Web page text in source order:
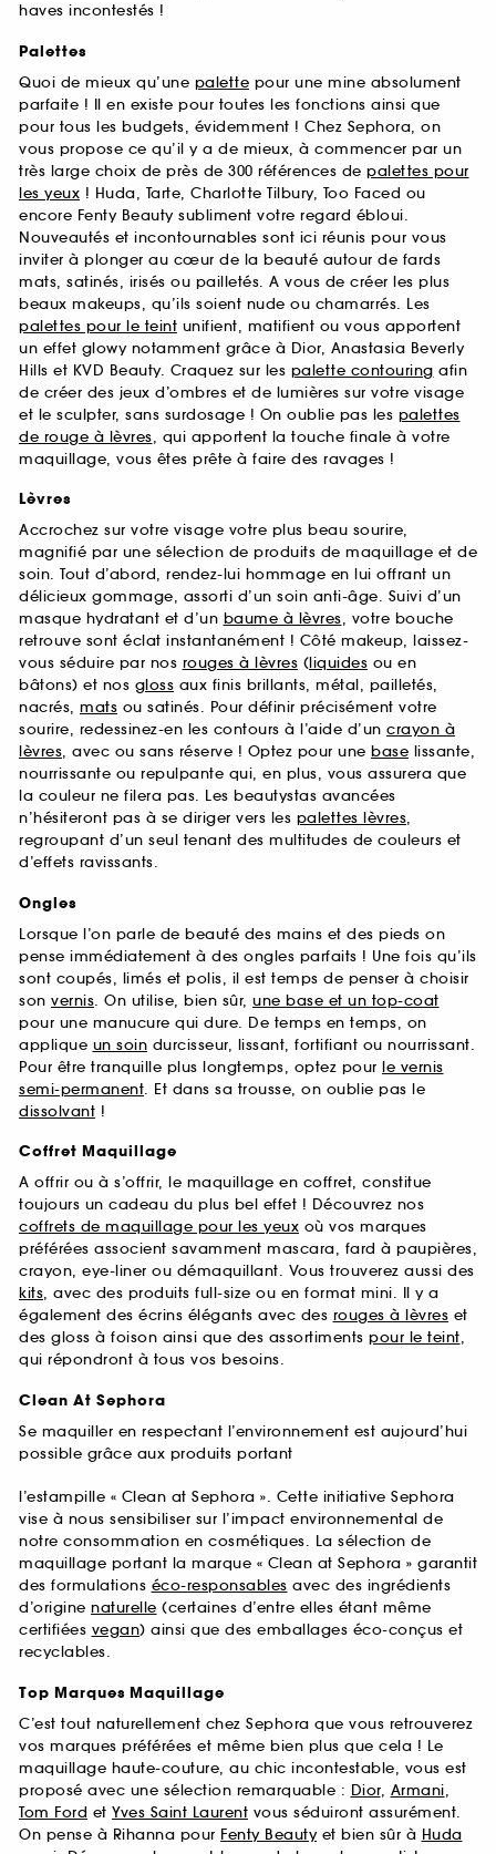
haves incontestés !
Palettes
Quoi de mieux qu’une palette pour une mine absolument
parfaite ! Il en existe pour toutes les fonctions ainsi que
pour tous les budgets, évidemment ! Chez Sephora, on
vous propose ce qu’il y a de mieux, à commencer par un
très large choix de près de 300 références de palettes pour
les yeux ! Huda, Tarte, Charlotte Tilbury, Too Faced ou
encore Fenty Beauty subliment votre regard ébloui.
Nouveautés et incontournables sont ici réunis pour vous
inviter à plonger au cœur de la beauté autour de fards
mats, satinés, irisés ou pailletés. A vous de créer les plus
beaux makeups, qu’ils soient nude ou chamarrés. Les
palettes pour le teint unifient, matifient ou vous apportent
un effet glowy notamment grâce à Dior, Anastasia Beverly
Hills et KVD Beauty. Craquez sur les palette contouring afin
de créer des jeux d’ombres et de lumières sur votre visage
et le sculpter, sans surdosage ! On oublie pas les palettes
de rouge à lèvres, qui apportent la touche finale à votre
maquillage, vous êtes prête à faire des ravages !
Lèvres
Accrochez sur votre visage votre plus beau sourire,
magnifié par une sélection de produits de maquillage et de
soin. Tout d’abord, rendez-lui hommage en lui offrant un
délicieux gommage, assorti d’un soin anti-âge. Suivi d’un
masque hydratant et d’un baume à lèvres, votre bouche
retrouve sont éclat instantanément ! Côté makeup, laissez-
vous séduire par nos rouges à lèvres (liquides ou en
bâtons) et nos gloss aux finis brillants, métal, pailletés,
nacrés, mats ou satinés. Pour définir précisément votre
sourire, redessinez-en les contours à l’aide d’un crayon à
lèvres, avec ou sans réserve ! Optez pour une base lissante,
nourrissante ou repulpante qui, en plus, vous assurera que
la couleur ne filera pas. Les beautystas avancées
n’hésiteront pas à se diriger vers les palettes lèvres,
regroupant d’un seul tenant des multitudes de couleurs et
d’effets ravissants.
Ongles
Lorsque l’on parle de beauté des mains et des pieds on
pense immédiatement à des ongles parfaits ! Une fois qu’ils
sont coupés, limés et polis, il est temps de penser à choisir
son vernis. On utilise, bien sûr, une base et un top-coat
pour une manucure qui dure. De temps en temps, on
applique un soin durcisseur, lissant, fortifiant ou nourrissant.
Pour être tranquille plus longtemps, optez pour le vernis
semi-permanent. Et dans sa trousse, on oublie pas le
dissolvant !
Coffret Maquillage
A offrir ou à s’offrir, le maquillage en coffret, constitue
toujours un cadeau du plus bel effet ! Découvrez nos
coffrets de maquillage pour les yeux où vos marques
préférées associent savamment mascara, fard à paupières,
crayon, eye-liner ou démaquillant. Vous trouverez aussi des
kits, avec des produits full-size ou en format mini. Il y a
également des écrins élégants avec des rouges à lèvres et
des gloss à foison ainsi que des assortiments pour le teint,
qui répondront à tous vos besoins.
Clean At Sephora
Se maquiller en respectant l’environnement est aujourd’hui
possible grâce aux produits portant
l’estampille « Clean at Sephora ». Cette initiative Sephora
vise à nous sensibiliser sur l’impact environnemental de
notre consommation en cosmétiques. La sélection de
maquillage portant la marque « Clean at Sephora » garantit
des formulations éco-responsables avec des ingrédients
d’origine naturelle (certaines d’entre elles étant même
certifiées vegan) ainsi que des emballages éco-conçus et
recyclables.
Top Marques Maquillage
C’est tout naturellement chez Sephora que vous retrouverez
vos marques préférées et même bien plus que cela ! Le
maquillage haute-couture, au chic incontestable, vous est
proposé avec une sélection remarquable : Dior, Armani,
Tom Ford et Yves Saint Laurent vous séduiront assurément.
On pense à Rihanna pour Fenty Beautyet bien sûr à Huda